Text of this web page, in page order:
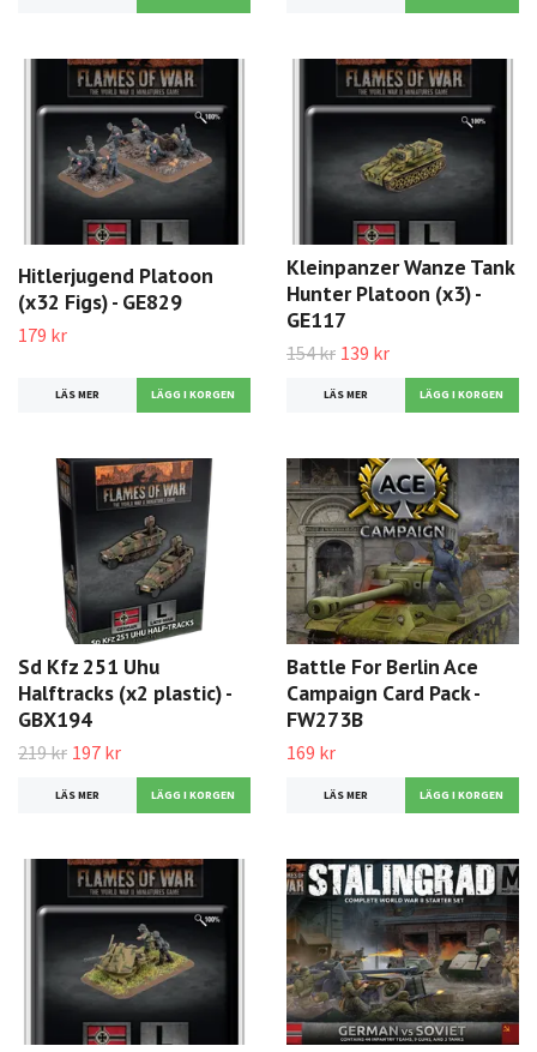
Hitlerjugend Platoon
(x32 Figs) - GE829
179 kr
LÄS MER
Kleinpanzer Wanze Tank
Hunter Platoon (x3) -
GE117
154 kr 139 kr
LÄS MER
Sd Kfz 251 Uhu
Halftracks (x2 plastic) -
GBX194
219 kr 197 kr
LÄS MER
Battle For Berlin Ace
Campaign Card Pack -
FW273B
169 kr
LÄS MER